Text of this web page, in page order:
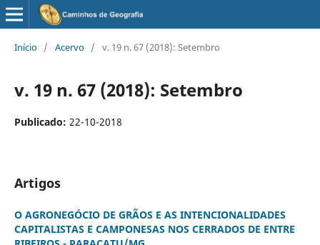
Início / Acervo / v. 19 n. 67 (2018): Setembro
v. 19 n. 67 (2018): Setembro
Publicado: 22-10-2018
Artigos
O AGRONEGÓCIO DE GRÃOS E AS INTENCIONALIDADES
CAPITALISTAS E CAMPONESAS NOS CERRADOS DE ENTRE